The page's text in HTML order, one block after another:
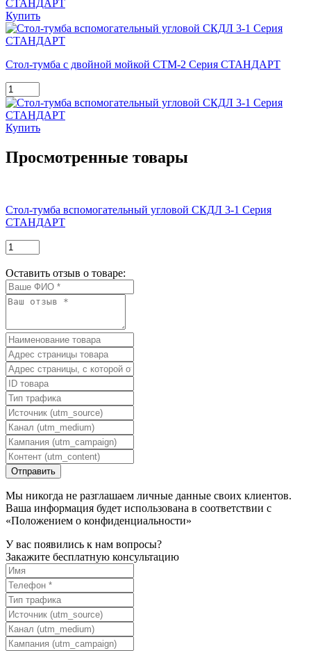
Купить
Стол-тумба с двойной мойкой СТМ-2 Серия СТАНДАРТ
Купить
Просмотренные товары
Стол-тумба вспомогательный угловой СКДЛ 3-1 Серия
СТАНДАРТ
Оставить отзыв о товаре:
Мы никогда не разглашаем личные данные своих клиентов.
Ваша информация будет использована в соответствии с
«Положением о конфиденциальности»
У вас появились к нам вопросы?
Закажите бесплатную консультацию